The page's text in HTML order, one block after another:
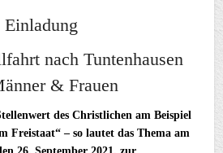
Einladung
nach Tuntenhausen
& Frauen
des Christlichen am Beispiel
Freistaat“ – so lautet das Thema am